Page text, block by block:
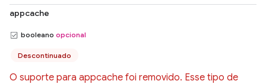
appcache
booleano opcional
Descontinuado
O suporte para appcache foi removido. Esse tipo de